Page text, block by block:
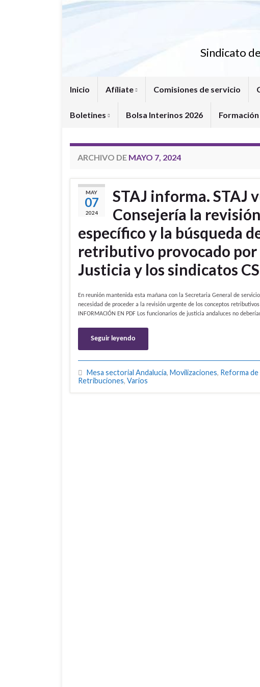
Sindicato
Inicio Afíliate Comisiones de servicio
Boletines Bolsa Interinos 2026 Formación
ARCHIVO DE MAYO 7, 2024
MAY
07
2024
STAJ informa. STAJ
Consejería la
específico y la búsqueda
retributivo provocado
Justicia y los sindicatos
En reunión mantenida esta mañana con la Secretaria General de
necesidad de proceder a la revisión urgente de los conceptos
INFORMACIÓN EN PDF Los funcionarios de justicia andaluces no
Seguir leyendo
Mesa sectorial Andalucía, Movilizaciones, Reforma de
Retribuciones, Varios